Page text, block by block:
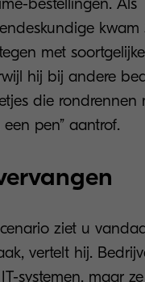
bestellingen. Als
kwam
met
hij bij andere
die rondrennen
pen” aantrof.
ziet u
vertelt hij.
systemen, maar